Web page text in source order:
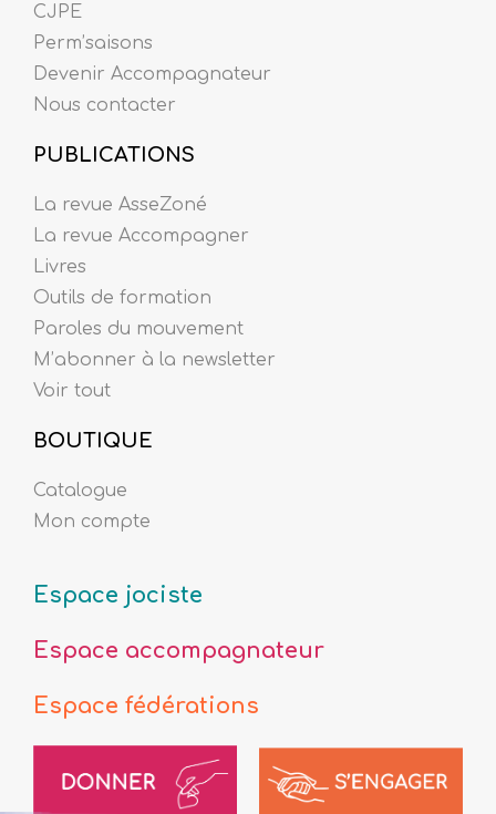
CJPE
Perm’saisons
Devenir Accompagnateur
Nous contacter
PUBLICATIONS
La revue AsseZoné
La revue Accompagner
Livres
Outils de formation
Paroles du mouvement
M’abonner à la newsletter
Voir tout
BOUTIQUE
Catalogue
Mon compte
Espace jociste
Espace accompagnateur
Espace fédérations